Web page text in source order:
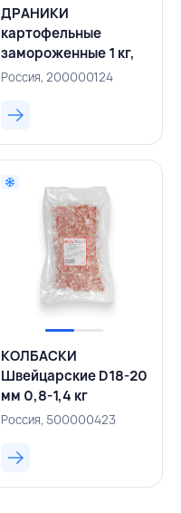
ДРАНИКИ
картофельные
замороженные 1 кг,
КОРОНА-ФУД,
Россия, 200000124
КОЛБАСКИ
Швейцарские D18-20
мм 0,8-1,4 кг
нарезка,
РОССИЯ
Россия, 500000423